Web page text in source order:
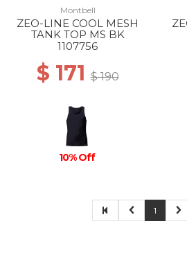
Montbell
ZEO-LINE COOL MESH
TANK TOP MS BK
1107756
$ 171$ 190
10% Off
1